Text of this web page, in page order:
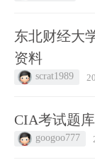
东北财经大
资料
scrat1989
CIA考试题库
googoo777